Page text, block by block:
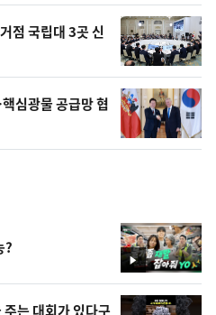
점 국립대 3곳 신
심광물 공급망 협
영
상
?
는 대회가 있다구